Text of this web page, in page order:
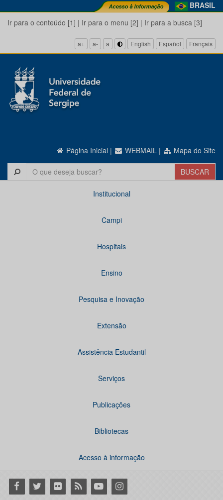
BRASIL
Ir para o conteúdo [1] | Ir para o menu [2] | Ir para a busca [3]
a+ a- a English Español Français
Página Inicial | WEBMAIL | Mapa do Site
Institucional
Campi
Hospitais
Ensino
Pesquisa e Inovação
Extensão
Assistência Estudantil
Serviços
Publicações
Bibliotecas
Acesso à informação
Facebook
Twitter Flickr RSS YoutubeInstagram